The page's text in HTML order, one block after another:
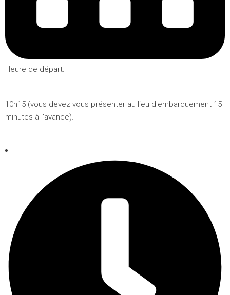
Heure de départ:
10h15 (vous devez vous présenter au lieu d'embarquement 15
minutes à l'avance).